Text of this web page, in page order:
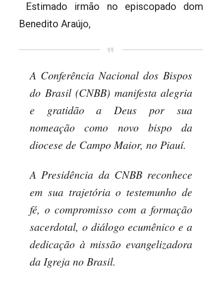
Estimado irmão no episcopado dom
Benedito Araújo,
A Conferência Nacional dos Bispos
do Brasil (CNBB) manifesta alegria
e gratidão a Deus por sua
nomeação como novo bispo da
diocese de Campo Maior, no Piauí.
A Presidência da CNBB reconhece
em sua trajetória o testemunho de
fé, o compromisso com a formação
sacerdotal, o diálogo ecumênico e a
dedicação à missão evangelizadora
da Igreja no Brasil.